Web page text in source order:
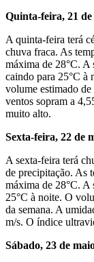
Quinta-feira, 21 de
A quinta-feira terá
chuva fraca. As
máxima de 28°C. A
caindo para 25°C à
volume estimado
ventos sopram a
muito alto.
Sexta-feira, 22 de
A sexta-feira terá
de precipitação. As
máxima de 28°C. A
25°C à noite. O
da semana. A
m/s. O índice
Sábado, 23 de